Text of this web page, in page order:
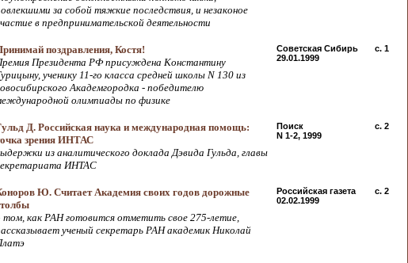
за собой тяжкие последствия, и незаконое
в предпринимательской деятельности
поздравления, Костя!
Президента РФ присуждена Константину
ученику 11-го класса средней школы N 130 из
Академгородка - победителю
олимпиады по физике
Советская Сибирь
29.01.1999
c. 1
Д. Российская наука и международная помощь:
зрения ИНТАС
из аналитического доклада Дэвида Гульда, главы
ИНТАС
Поиск
N 1-2, 1999
c. 2
Ю. Считает Академия своих годов дорожные
том, как РАН готовится отметить свое 275-летие,
ученый секретарь РАН академик Николай
Российская газета
02.02.1999
c. 2